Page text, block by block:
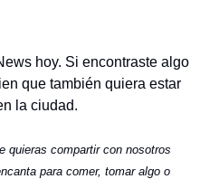
hoy. Si encontraste algo
que también quiera estar
la ciudad.
quieras compartir con nosotros
para comer, tomar algo o